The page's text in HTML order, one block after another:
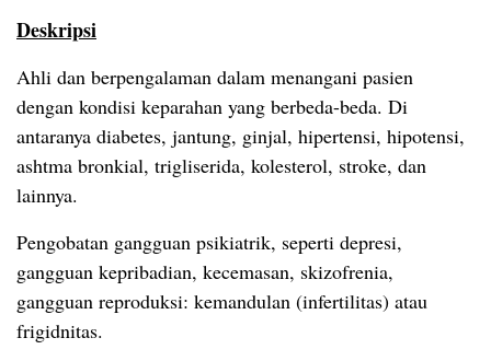
Deskripsi
Ahli dan berpengalaman dalam menangani pasien
dengan kondisi keparahan yang berbeda-beda. Di
antaranya diabetes, jantung, ginjal, hipertensi, hipotensi,
ashtma bronkial, trigliserida, kolesterol, stroke, dan
lainnya.
Pengobatan gangguan psikiatrik, seperti depresi,
gangguan kepribadian, kecemasan, skizofrenia,
gangguan reproduksi: kemandulan (infertilitas) atau
frigidnitas.